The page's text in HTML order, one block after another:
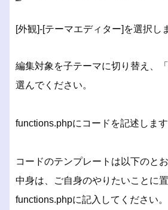
[外観]‐[テーマエディター]を選択し
編集対象を子テーマに切り替え、
選んでください。
functions.phpにコードを記述します
コードのテンプレートは以下のと
中身は、ご自身のやりたいことに置
functions.phpに記入してください。